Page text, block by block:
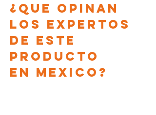
¿que opinan
los EXPERTOS
DE ESTE
PRODUCTO
en Mexico?